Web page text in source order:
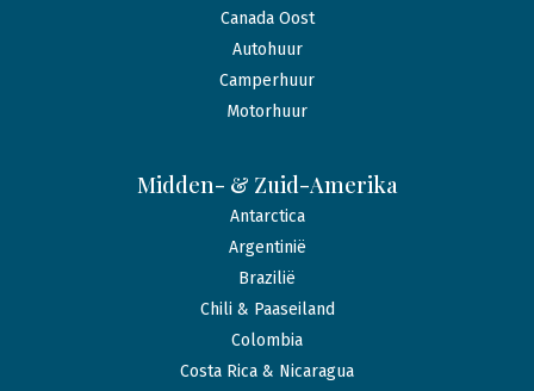
Canada Oost
Autohuur
Camperhuur
Motorhuur
Midden- & Zuid-Amerika
Antarctica
Argentinië
Brazilië
Chili & Paaseiland
Colombia
Costa Rica & Nicaragua